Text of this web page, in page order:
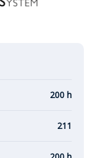
200 h
211